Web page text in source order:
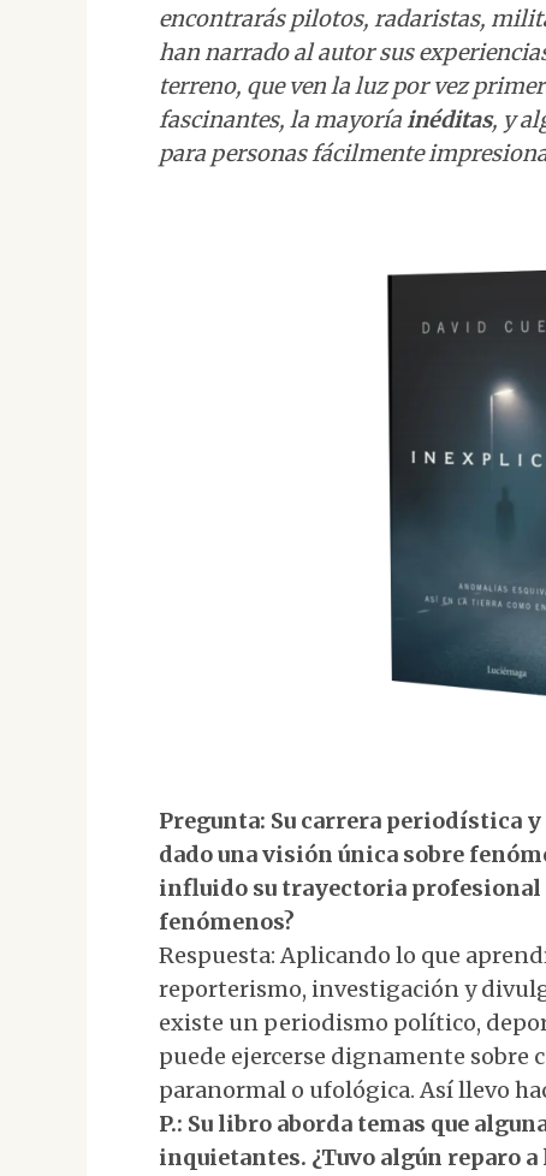
encontrarás pilotos, radaristas,
han narrado al autor sus
terreno, que ven la luz por vez
fascinantes, la mayoríainéditas, y
para personas fácilmente
Pregunta: Su carrera periodística
dado una visión única sobre
influido su trayectoria profesional
fenómenos?
Respuesta: Aplicando lo que
reporterismo, investigación y
existe un periodismo político,
puede ejercerse dignamente sobre
paranormal o ufológica. Así llevo
P.: Su libro aborda temas que
inquietantes. ¿Tuvo algún reparo